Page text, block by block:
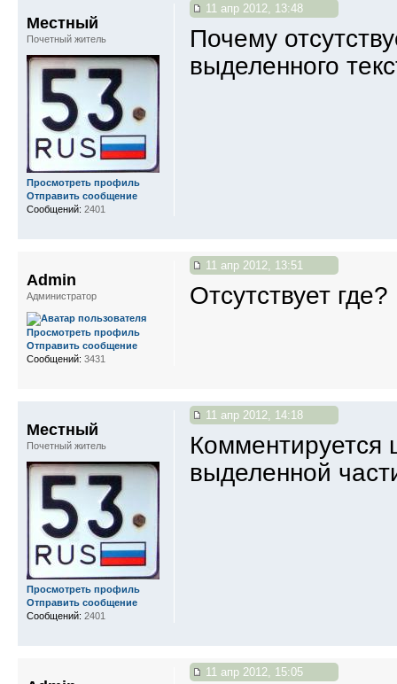
11 апр 2012, 13:48
Почему
выделенного
Местный
Почетный житель
Просмотреть профиль
Отправить сообщение
Сообщений: 2401
11 апр 2012, 13:51
Отсутствует
Admin
Администратор
Просмотреть профиль
Отправить сообщение
Сообщений: 3431
11 апр 2012, 14:18
Комментируется
выделенной
Местный
Почетный житель
Просмотреть профиль
Отправить сообщение
Сообщений: 2401
11 апр 2012, 15:05